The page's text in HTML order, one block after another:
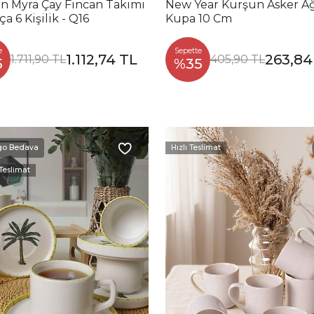
Myra Çay Fincan Takımı
6 Kişilik - Q16
1.711,90 TL1.112,74 TL
New Year Kurşun Asker
Kupa 10 Cm
Sepette
%35 405,90 TL
Bedava Hızlı Teslimat